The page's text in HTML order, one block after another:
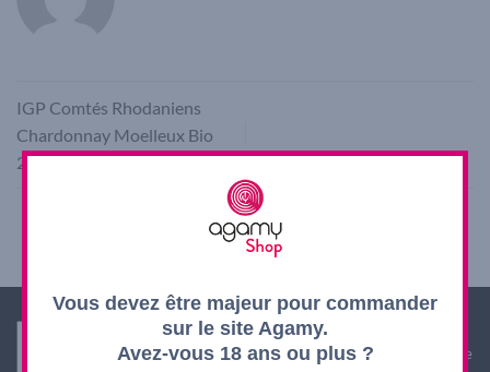
IGP Comtés Rhodaniens
Chardonnay Moelleux Bio
2025
Interdiction de vente de boissons alcooliques aux
mineurs de moins de 18 ans. La preuve de majorité de
Vous devez être majeur pour commander
sur le site Agamy.
Avez-vous 18 ans ou plus ?